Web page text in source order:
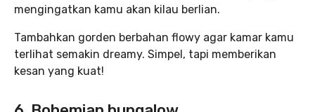
mengingatkan kamu akan kilau berlian.
Tambahkan gorden berbahan flowy agar kamar kamu
terlihat semakin dreamy. Simpel, tapi memberikan
kesan yang kuat!